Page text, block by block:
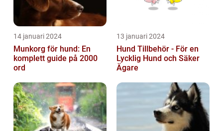
14 januari 2024
Munkorg för hund: En
komplett guide på 2000
ord
13 januari 2024
Hund Tillbehör - För en
Lycklig Hund och Säker
Ägare